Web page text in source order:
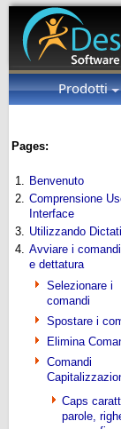
Prodotti
Pages:
1. Benvenuto
2. Comprensione
Interface
3. Utilizzando
4. Avviare i
e dettatura
Selezionare i
comandi
Spostare i
Elimina
Comandi
Caps
parole,